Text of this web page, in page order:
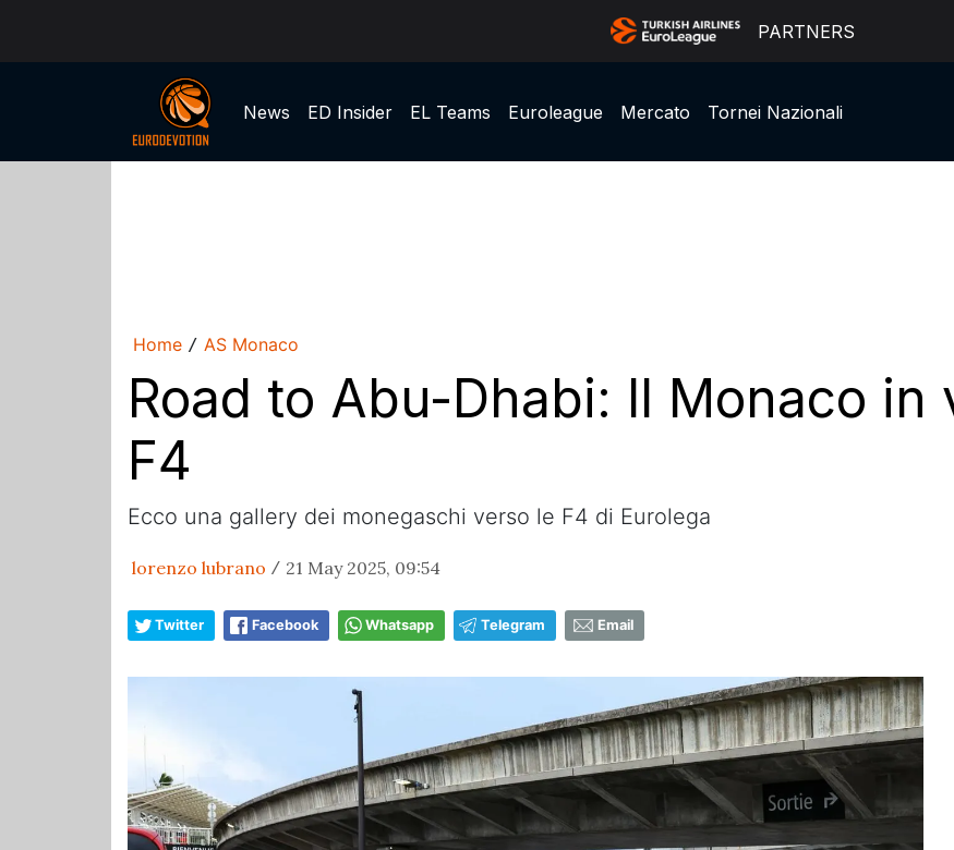
PARTNERS
News ED Insider EL Teams Euroleague Mercato Tornei Nazionali
Home / AS Monaco
Road to Abu-Dhabi: Il Monaco in
F4
Ecco una gallery dei monegaschi verso le F4 di Eurolega
lorenzo lubrano / 21 May 2025, 09:54
Twitter Facebook Whatsapp Telegram Email